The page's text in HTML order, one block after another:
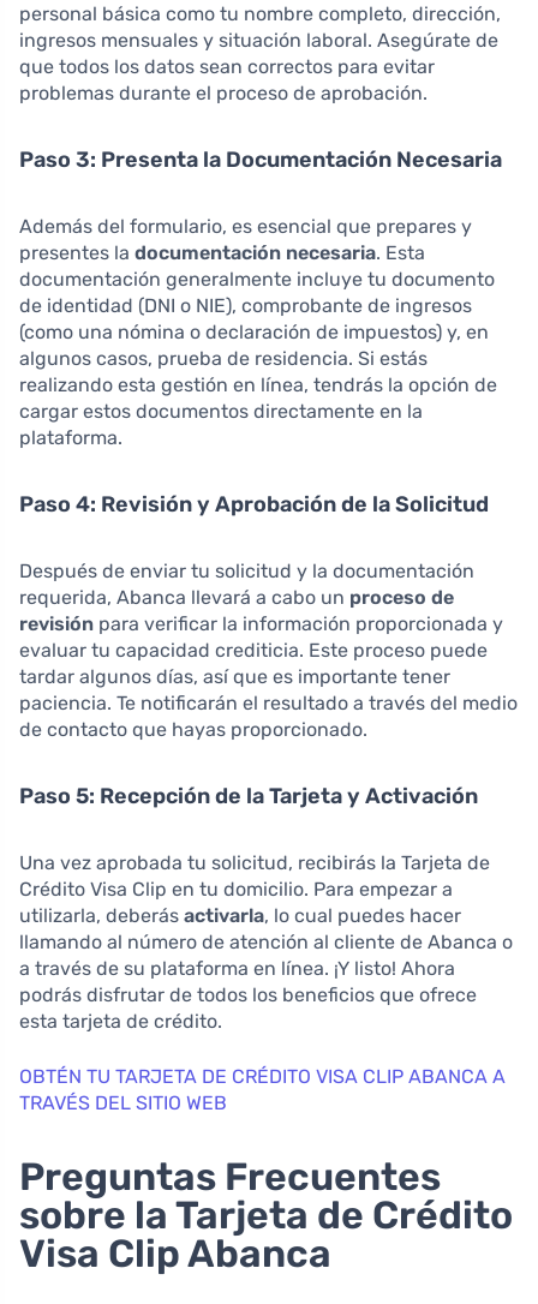
personal básica como tu nombre completo, dirección,
ingresos mensuales y situación laboral. Asegúrate de
que todos los datos sean correctos para evitar
problemas durante el proceso de aprobación.
Paso 3: Presenta la Documentación Necesaria
Además del formulario, es esencial que prepares y
presentes la documentación necesaria. Esta
documentación generalmente incluye tu documento
de identidad (DNI o NIE), comprobante de ingresos
(como una nómina o declaración de impuestos) y, en
algunos casos, prueba de residencia. Si estás
realizando esta gestión en línea, tendrás la opción de
cargar estos documentos directamente en la
plataforma.
Paso 4: Revisión y Aprobación de la Solicitud
Después de enviar tu solicitud y la documentación
requerida, Abanca llevará a cabo un proceso de
revisión para verificar la información proporcionada y
evaluar tu capacidad crediticia. Este proceso puede
tardar algunos días, así que es importante tener
paciencia. Te notificarán el resultado a través del medio
de contacto que hayas proporcionado.
Paso 5: Recepción de la Tarjeta y Activación
Una vez aprobada tu solicitud, recibirás la Tarjeta de
Crédito Visa Clip en tu domicilio. Para empezar a
utilizarla, deberás activarla, lo cual puedes hacer
llamando al número de atención al cliente de Abanca o
a través de su plataforma en línea. ¡Y listo! Ahora
podrás disfrutar de todos los beneficios que ofrece
esta tarjeta de crédito.
OBTÉN TU TARJETA DE CRÉDITO VISA CLIP ABANCA A
TRAVÉS DEL SITIO WEB
Preguntas Frecuentes
sobre la Tarjeta de Crédito
Visa Clip Abanca